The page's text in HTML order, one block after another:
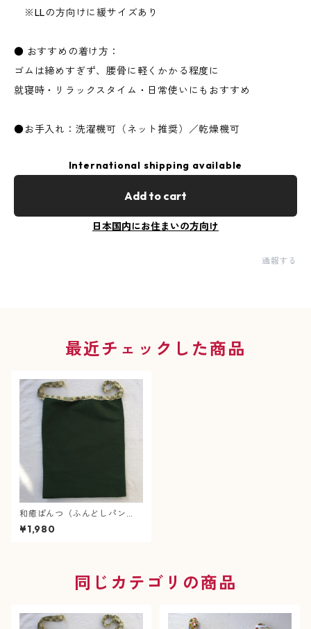
※LLの方向けに緩サイズあり
● おすすめの着け方：
ゴムは締めすぎず、腰骨に軽くかかる程度に
就寝時・リラックスタイム・日常使いにもおすすめ
●お手入れ：洗濯機可（ネット推奨）／乾燥機可
International shipping available
Add to cart
日本国内にお住まいの方向け
通報する
最近チェックした商品
和癒ぱんつ（ふんどしパン
ツ）あったかネル（深緑)×市
松に菊文様（黄緑）『メール
¥1,980
同じカテゴリの商品